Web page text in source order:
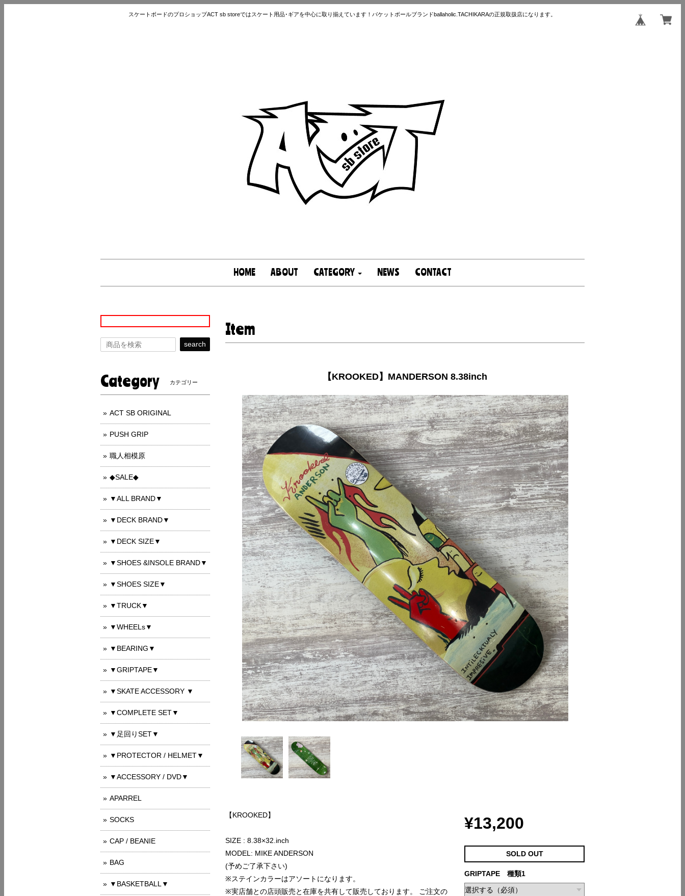
スケートボードのプロショップACT sb storeではスケート用品･ギアを中心に取り揃えています！バケットボールブランドballaholic.TACHIKARAの正規取扱店になります。
HOME ABOUT CATEGORY NEWS CONTACT
Item
【KROOKED】MANDERSON 8.38inch
【KROOKED】
SIZE : 8.38×32.inch
MODEL: MIKE ANDERSON
(予めご了承下さい)
※ステインカラーはアソートになります。
※実店舗との店頭販売と在庫を共有して販売しております。 ご注文の
¥13,200
SOLD OUT
GRIPTAPE 種類1
search
Category カテゴリー
ACT SB ORIGINAL
PUSH GRIP
職人相模原
◆SALE◆
▼ALL BRAND▼
▼DECK BRAND▼
▼DECK SIZE▼
▼SHOES &INSOLE BRAND▼
▼SHOES SIZE▼
▼TRUCK▼
▼WHEELs▼
▼BEARING▼
▼GRIPTAPE▼
▼SKATE ACCESSORY ▼
▼COMPLETE SET▼
▼足回りSET▼
▼PROTECTOR / HELMET▼
▼ACCESSORY / DVD▼
APARREL
SOCKS
CAP / BEANIE
BAG
▼BASKETBALL▼